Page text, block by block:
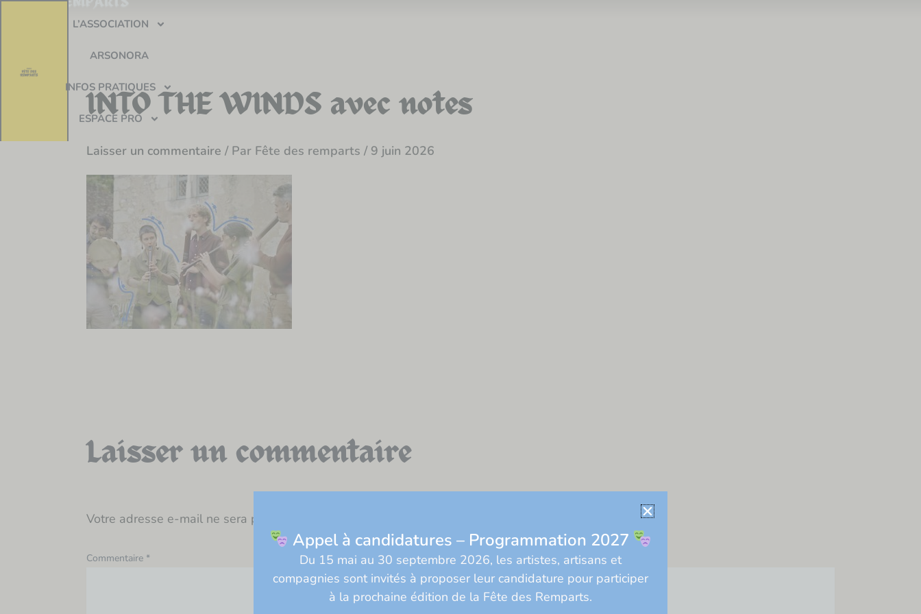
L’ASSOCIATION
ARSONORA
INFOS PRATIQUES
ESPACE PRO
INTO THE WINDS avec notes
Laisser un commentaire / Par Fête des remparts / 9 juin 2026
Laisser un commentaire
Votre adresse e-mail ne sera pas publiée.
Commentaire *
Appel à candidatures – Programmation 2027
Du 15 mai au 30 septembre 2026, les artistes, artisans et
compagnies sont invités à proposer leur candidature pour participer
à la prochaine édition de la Fête des Remparts.